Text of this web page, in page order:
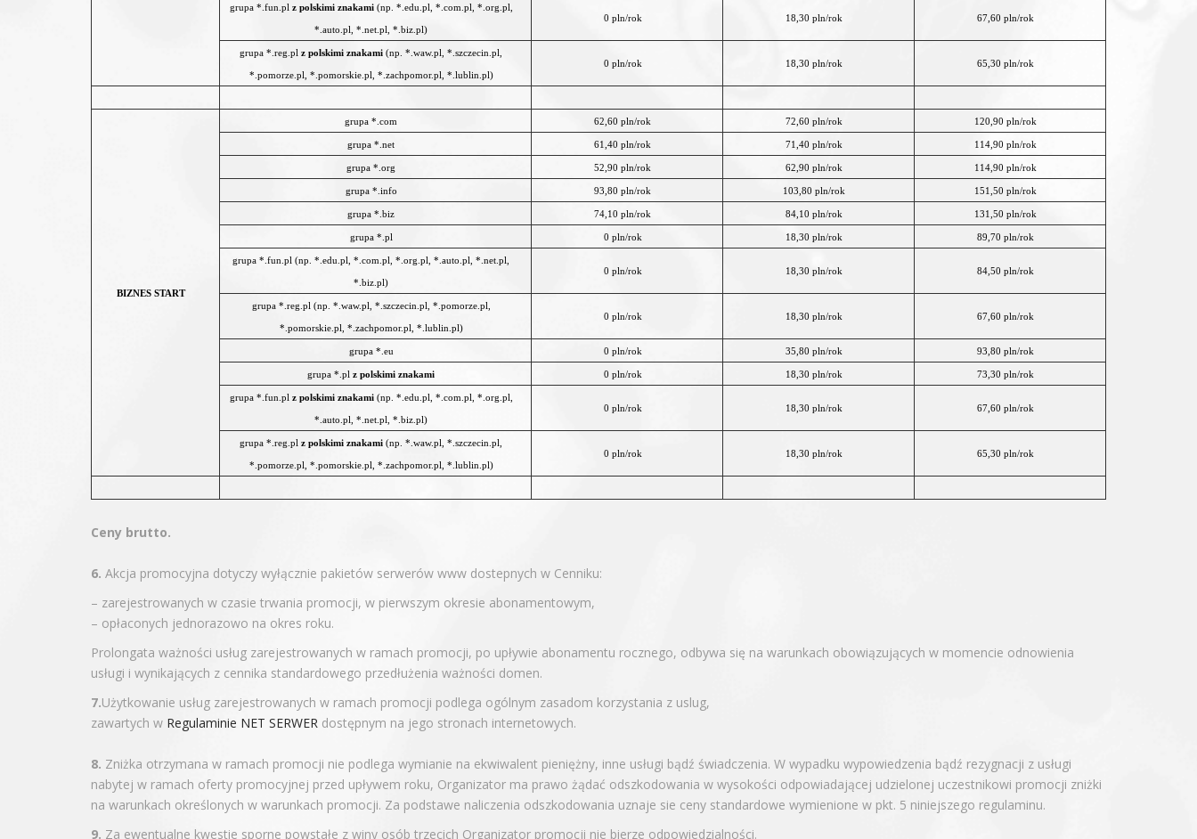
grupa *.fun.pl z polskimi znakami(np. *.edu.pl, *.com.pl, *.org.pl,
*.auto.pl, *.net.pl, *.biz.pl)
0 pln/rok 18,30 pln/rok 67,60 pln/rok
grupa *.reg.pl z polskimi znakami (np. *.waw.pl, *.szczecin.pl,
*.pomorze.pl, *.pomorskie.pl, *.zachpomor.pl, *.lublin.pl)
0 pln/rok 18,30 pln/rok 65,30 pln/rok
BIZNES START
grupa *.com 62,60 pln/rok 72,60 pln/rok 120,90 pln/rok
grupa *.net 61,40 pln/rok 71,40 pln/rok 114,90 pln/rok
grupa *.org 52,90 pln/rok 62,90 pln/rok 114,90 pln/rok
grupa *.info 93,80 pln/rok 103,80 pln/rok 151,50 pln/rok
grupa *.biz 74,10 pln/rok 84,10 pln/rok 131,50 pln/rok
grupa *.pl 0 pln/rok 18,30 pln/rok 89,70 pln/rok
grupa *.fun.pl (np. *.edu.pl, *.com.pl, *.org.pl, *.auto.pl, *.net.pl,
*.biz.pl)
0 pln/rok 18,30 pln/rok 84,50 pln/rok
grupa *.reg.pl (np. *.waw.pl, *.szczecin.pl, *.pomorze.pl,
*.pomorskie.pl, *.zachpomor.pl, *.lublin.pl)
0 pln/rok 18,30 pln/rok 67,60 pln/rok
grupa *.eu 0 pln/rok 35,80 pln/rok 93,80 pln/rok
grupa *.pl z polskimi znakami 0 pln/rok 18,30 pln/rok 73,30 pln/rok
grupa *.fun.pl z polskimi znakami(np. *.edu.pl, *.com.pl, *.org.pl,
*.auto.pl, *.net.pl, *.biz.pl)
0 pln/rok 18,30 pln/rok 67,60 pln/rok
grupa *.reg.pl z polskimi znakami (np. *.waw.pl, *.szczecin.pl,
*.pomorze.pl, *.pomorskie.pl, *.zachpomor.pl, *.lublin.pl)
0 pln/rok 18,30 pln/rok 65,30 pln/rok
Ceny brutto.
6. Akcja promocyjna dotyczy wyłącznie pakietów serwerów www dostepnych w Cenniku:
– zarejestrowanych w czasie trwania promocji, w pierwszym okresie abonamentowym,
– opłaconych jednorazowo na okres roku.
Prolongata ważności usług zarejestrowanych w ramach promocji, po upływie abonamentu rocznego, odbywa się na warunkach obowiązujących w momencie odnowienia
usługi i wynikających z cennika standardowego przedłużenia ważności domen.
7.Użytkowanie usług zarejestrowanych w ramach promocji podlega ogólnym zasadom korzystania z uslug,
zawartych w Regulaminie NET SERWER dostępnym na jego stronach internetowych.
8. Zniżka otrzymana w ramach promocji nie podlega wymianie na ekwiwalent pieniężny, inne usługi bądź świadczenia. W wypadku wypowiedzenia bądź rezygnacji z usługi
nabytej w ramach oferty promocyjnej przed upływem roku, Organizator ma prawo żądać odszkodowania w wysokości odpowiadającej udzielonej uczestnikowi promocji zniżki
na warunkach określonych w warunkach promocji. Za podstawe naliczenia odszkodowania uznaje sie ceny standardowe wymienione w pkt. 5 niniejszego regulaminu.
9. Za ewentualne kwestie sporne powstałe z winy osób trzecich Organizator promocji nie bierze odpowiedzialności.